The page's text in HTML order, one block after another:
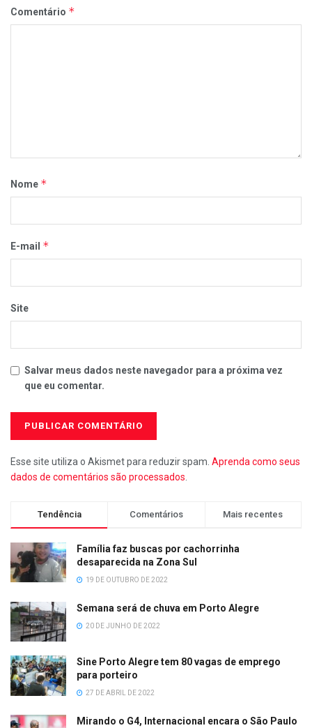
Comentário *
Nome *
E-mail *
Site
Salvar meus dados neste navegador para a próxima vez
que eu comentar.
Esse site utiliza o Akismet para reduzir spam. Aprenda como seus
dados de comentários são processados
Tendência Comentários Mais recentes
Família faz buscas por cachorrinha
desaparecida na Zona Sul
19 DE OUTUBRO DE 2022
Semana será de chuva em Porto Alegre
20 DE JUNHO DE 2022
Sine Porto Alegre tem 80 vagas de emprego
para porteiro
27 DE ABRIL DE 2022
Mirando o G4, Internacional encara o São Paulo